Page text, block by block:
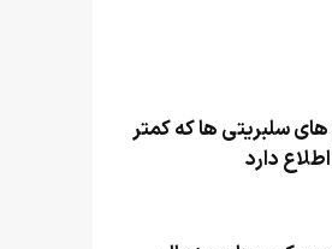
های سلبریتی ها که کمتر
دارد